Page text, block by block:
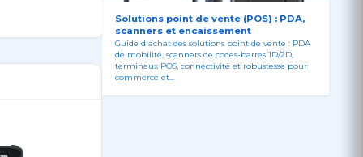
Solutions point de vente (POS) : PDA,
scanners et encaissement
Guide d'achat des solutions point de vente : PDA
de mobilité, scanners de codes-barres 1D/2D,
terminaux POS, connectivité et robustesse pour
commerce et...